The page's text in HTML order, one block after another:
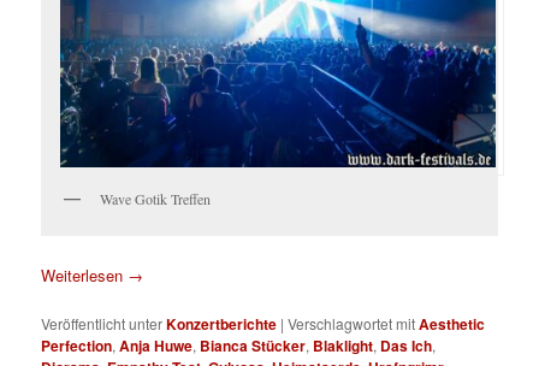
Wave Gotik Treffen
Weiterlesen →
Veröffentlicht unterKonzertberichte |Verschlagwortet mitAesthetic
Perfection,Anja Huwe, Bianca Stücker, Blaklight, Das Ich,